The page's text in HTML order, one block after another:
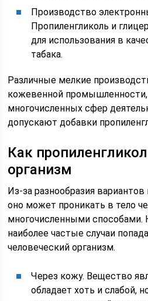
Производство
Пропиленгликоль и
для использования в
табака.
Различные мелкие
кожевенной промышленности,
многочисленных сфер
допускают добавки
Как
организм
Из-за разнообразия
оно может проникать в тело
многочисленными
наиболее частые случаи
человеческий организм.
Через кожу. Вещество
обладает хоть и слабой,